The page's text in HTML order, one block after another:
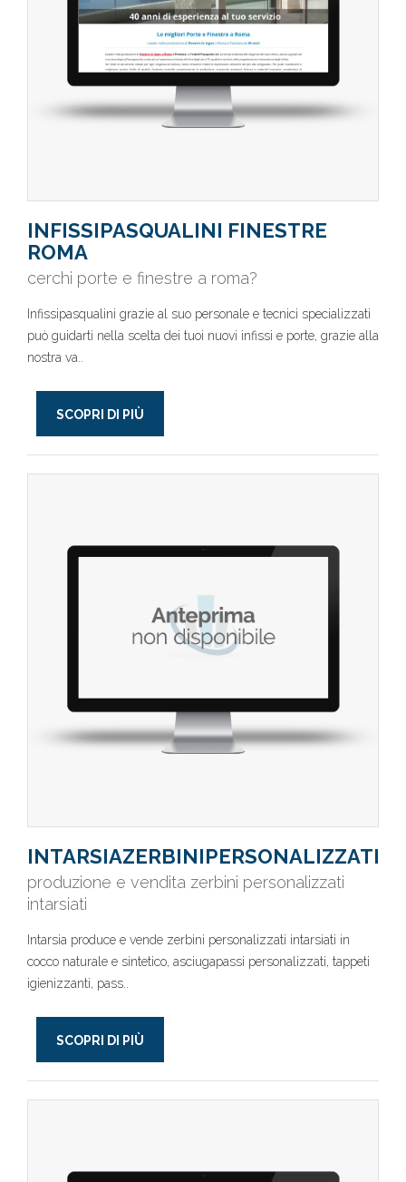
INFISSIPASQUALINI FINESTRE
ROMA
cerchi porte e finestre a roma?
Infissipasqualini grazie al suo personale e tecnici specializzati
può guidarti nella scelta dei tuoi nuovi infissi e porte, grazie alla
nostra va..
SCOPRI DI PIÙ
INTARSIAZERBINIPERSONALIZZATI
produzione e vendita zerbini personalizzati
intarsiati
Intarsia produce e vende zerbini personalizzati intarsiati in
cocco naturale e sintetico, asciugapassi personalizzati, tappeti
igienizzanti, pass..
SCOPRI DI PIÙ